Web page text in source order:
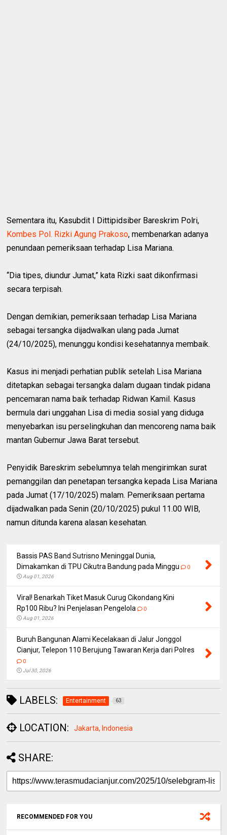
Sementara itu, Kasubdit I Dittipidsiber Bareskrim Polri,
Kombes Pol. Rizki Agung Prakoso, membenarkan adanya
penundaan pemeriksaan terhadap Lisa Mariana.
“Dia tipes, diundur Jumat,” kata Rizki saat dikonfirmasi
secara terpisah.
Dengan demikian, pemeriksaan terhadap Lisa Mariana
sebagai tersangka dijadwalkan ulang pada Jumat
(24/10/2025), menunggu kondisi kesehatannya membaik.
Kasus ini menjadi perhatian publik setelah Lisa Mariana
ditetapkan sebagai tersangka dalam dugaan tindak pidana
pencemaran nama baik terhadap Ridwan Kamil. Kasus
bermula dari unggahan Lisa di media sosial yang diduga
menyebarkan isu perselingkuhan dan mencoreng nama baik
mantan Gubernur Jawa Barat tersebut.
Penyidik Bareskrim sebelumnya telah mengirimkan surat
pemanggilan dan penetapan tersangka kepada Lisa Mariana
pada Jumat (17/10/2025) malam. Pemeriksaan pertama
dijadwalkan pada Senin (20/10/2025) pukul 11.00 WIB,
namun ditunda karena alasan kesehatan.
Bassis PAS Band Sutrisno Meninggal Dunia,
Dimakamkan di TPU Cikutra Bandung pada Minggu
0
Aug 01, 2026
Viral! Benarkah Tiket Masuk Curug Cikondang Kini
Rp100 Ribu? Ini Penjelasan Pengelola
0
Aug 01, 2026
Buruh Bangunan Alami Kecelakaan di Jalur Jonggol
Cianjur, Telepon 110 Berujung Tawaran Kerja dari Polres
0
Jul 30, 2026
LABELS: Entertainment 63
LOCATION: Jakarta, Indonesia
SHARE:
RECOMMENDED FOR YOU